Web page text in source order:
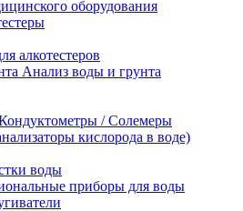
оборудования
алкотестеров
Анализ воды и грунта
/ Солемеры
кислорода в воде)
воды
приборы для воды